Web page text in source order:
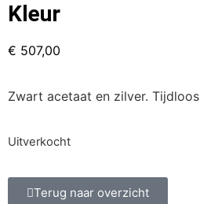
Kleur
€ 507,00
Zwart acetaat en zilver.
Uitverkocht
Terug naar overzicht